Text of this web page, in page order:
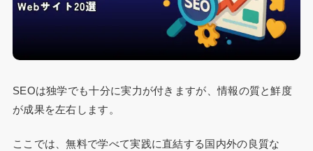
SEOは独学でも十分に実力が付きますが、情報の質と鮮度
が成果を左右します。
ここでは、無料で学べて実践に直結する国内外の良質な